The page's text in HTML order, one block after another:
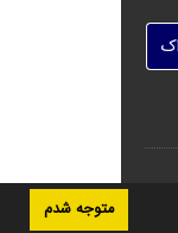
متوجه شدم